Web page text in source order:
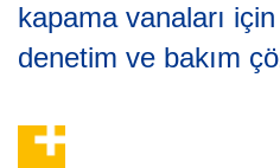
kapama vanaları
denetim ve bakım